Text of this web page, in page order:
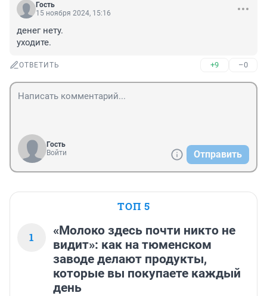
Гость
15 ноября 2024, 15:16
денег нету.
уходите.
ОТВЕТИТЬ +9 –0
Гость
Войти
Отправить
ТОП 5
1
«Молоко здесь почти никто не
видит»: как на тюменском
заводе делают продукты,
которые вы покупаете каждый
день